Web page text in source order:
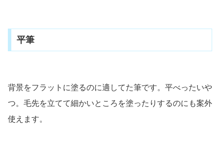
平筆
背景をフラットに塗るのに適してた筆です。平べったいや
つ。毛先を立てて細かいところを塗ったりするのにも案外
使えます。